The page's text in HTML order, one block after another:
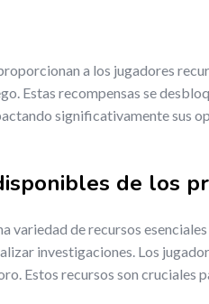
a los jugadores
Estas recompensas se
significativamente sus
de los
variedad de recursos
investigaciones. Los
Estos recursos son cruciales